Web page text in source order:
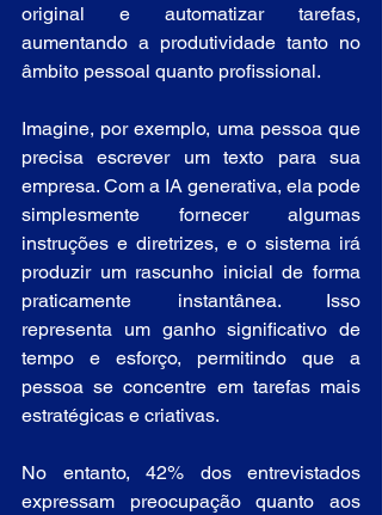
original e automatizar tarefas,
aumentando a produtividade tanto no
âmbito pessoal quanto profissional.
Imagine, por exemplo, uma pessoa que
precisa escrever um texto para sua
empresa. Com a IA generativa, ela pode
simplesmente fornecer algumas
instruções e diretrizes, e o sistema irá
produzir um rascunho inicial de forma
praticamente instantânea. Isso
representa um ganho significativo de
tempo e esforço, permitindo que a
pessoa se concentre em tarefas mais
estratégicas e criativas.
No entanto, 42% dos entrevistados
expressam preocupação quanto aos